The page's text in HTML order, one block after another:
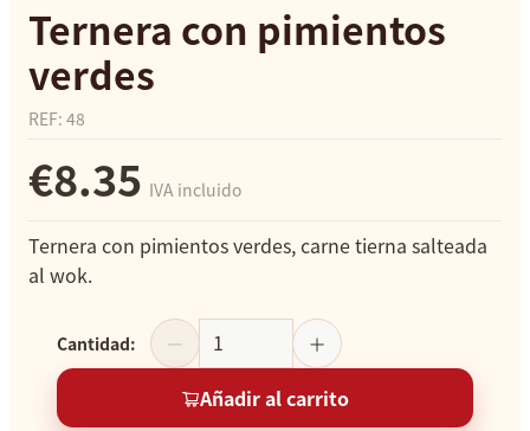
Ternera con pimientos
verdes
REF: 48
€8.35 IVA incluido
Ternera con pimientos verdes, carne tierna salteada
al wok.
Cantidad:
Añadir al carrito